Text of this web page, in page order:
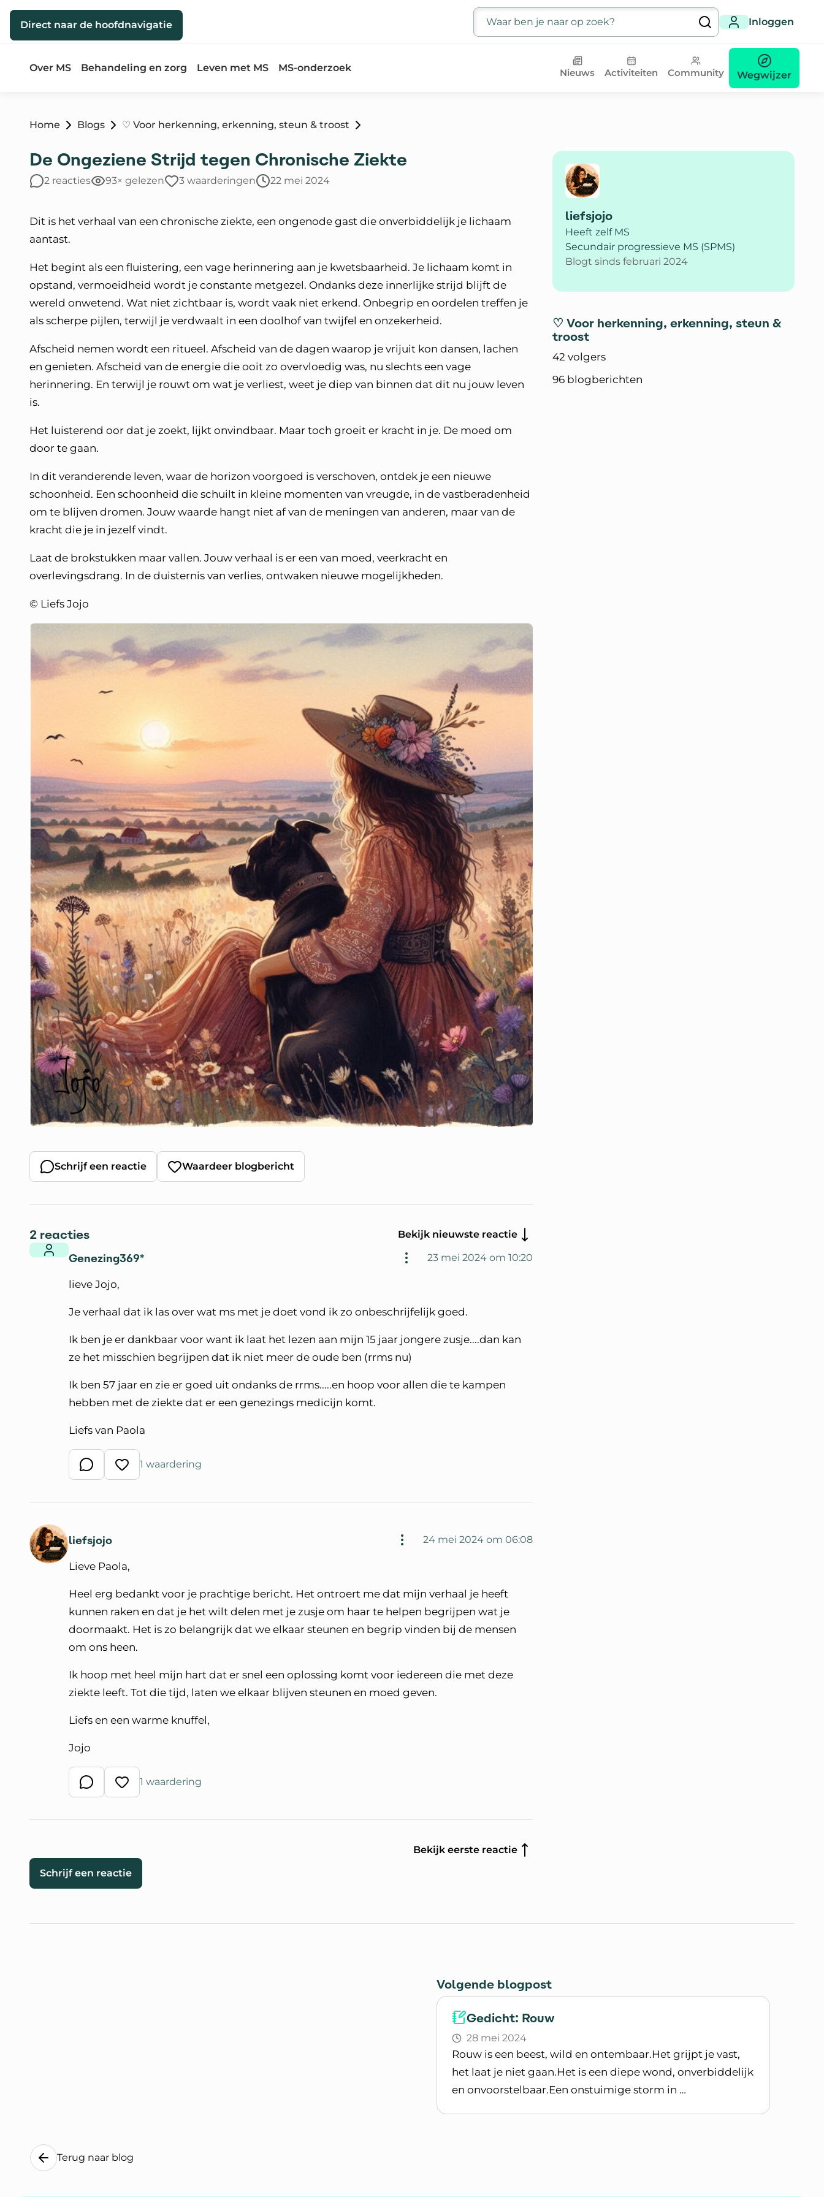
Direct naar de inhoud
Direct naar de hoofdnavigatie
Zoeken
Inloggen
Over MS Behandeling en zorg Leven met MS MS-onderzoek Nieuws Activiteiten Community Wegwijzer
Home Blogs ♡ Voor herkenning, erkenning, steun & troost
De Ongeziene Strijd tegen Chronische Ziekte
2 reacties 93× gelezen 3 waarderingen 22 mei 2024
Dit is het verhaal van een chronische ziekte, een ongenode gast die onverbiddelijk je lichaam
aantast.
Het begint als een fluistering, een vage herinnering aan je kwetsbaarheid. Je lichaam komt in
opstand, vermoeidheid wordt je constante metgezel. Ondanks deze innerlijke strijd blijft de
wereld onwetend. Wat niet zichtbaar is, wordt vaak niet erkend. Onbegrip en oordelen treffen je
als scherpe pijlen, terwijl je verdwaalt in een doolhof van twijfel en onzekerheid.
Afscheid nemen wordt een ritueel. Afscheid van de dagen waarop je vrijuit kon dansen, lachen
en genieten. Afscheid van de energie die ooit zo overvloedig was, nu slechts een vage
herinnering. En terwijl je rouwt om wat je verliest, weet je diep van binnen dat dit nu jouw leven
is.
Het luisterend oor dat je zoekt, lijkt onvindbaar. Maar toch groeit er kracht in je. De moed om
door te gaan.
In dit veranderende leven, waar de horizon voorgoed is verschoven, ontdek je een nieuwe
schoonheid. Een schoonheid die schuilt in kleine momenten van vreugde, in de vastberadenheid
om te blijven dromen. Jouw waarde hangt niet af van de meningen van anderen, maar van de
kracht die je in jezelf vindt.
Laat de brokstukken maar vallen. Jouw verhaal is er een van moed, veerkracht en
overlevingsdrang. In de duisternis van verlies, ontwaken nieuwe mogelijkheden.
© Liefs Jojo
Schrijf een reactie Waardeer blogbericht
2 reacties Bekijk nieuwste reactie
Genezing369* 23 mei 2024 om 10:20
lieve Jojo,
Je verhaal dat ik las over wat ms met je doet vond ik zo onbeschrijfelijk goed.
Ik ben je er dankbaar voor want ik laat het lezen aan mijn 15 jaar jongere zusje....dan kan
ze het misschien begrijpen dat ik niet meer de oude ben (rrms nu)
Ik ben 57 jaar en zie er goed uit ondanks de rrms.....en hoop voor allen die te kampen
hebben met de ziekte dat er een genezings medicijn komt.
Liefs van Paola
Schrijf een reactie
Waardeer reactie
1 waardering
liefsjojo 24 mei 2024 om 06:08
Lieve Paola,
Heel erg bedankt voor je prachtige bericht. Het ontroert me dat mijn verhaal je heeft
kunnen raken en dat je het wilt delen met je zusje om haar te helpen begrijpen wat je
doormaakt. Het is zo belangrijk dat we elkaar steunen en begrip vinden bij de mensen
om ons heen.
Ik hoop met heel mijn hart dat er snel een oplossing komt voor iedereen die met deze
ziekte leeft. Tot die tijd, laten we elkaar blijven steunen en moed geven.
Liefs en een warme knuffel,
Jojo
Schrijf een reactie
Waardeer reactie
1 waardering
Bekijk eerste reactie
Schrijf een reactie
liefsjojo
Heeft zelf MS
Secundair progressieve MS (SPMS)
Blogt sinds februari 2024
♡ Voor herkenning, erkenning, steun &
troost
42 volgers
96 blogberichten
Volgende blogpost
Gedicht: Rouw
28 mei 2024
Rouw is een beest, wild en ontembaar.Het grijpt je vast,
het laat je niet gaan.Het is een diepe wond, onverbiddelijk
en onvoorstelbaar.Een onstuimige storm in …
Terug naar blog